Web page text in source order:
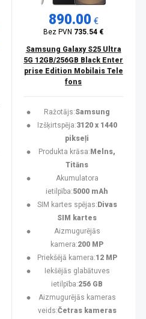
890.00 €
Bez PVN 735.54 €
Samsung Galaxy S25 Ultra
5G 12GB/256GB Black Enter
prise Edition Mobilais Tele
fons
Ražotājs:Samsung
Izšķirtspēja:3120 x 1440
pikseļi
Produkta krāsa: Melns,
Titāns
Akumulatora
ietilpība:5000 mAh
SIM kartes spējas: Divas
SIM kartes
Aizmugurējās
kamera:200 MP
Priekšējā kamera:12 MP
Iekšējās glabātuves
ietilpība:256 GB
Aizmugurējās kameras
veids:Četras kameras